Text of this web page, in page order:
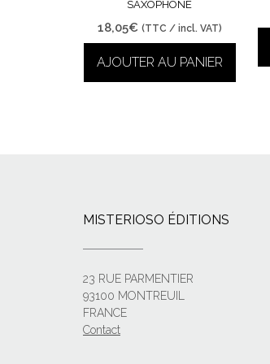
SAXOPHONE
18,05€ (TTC / incl. VAT)
AJOUTER AU PANIER
MISTERIOSO ÉDITIONS
23 RUE PARMENTIER
93100 MONTREUIL
FRANCE
Contact